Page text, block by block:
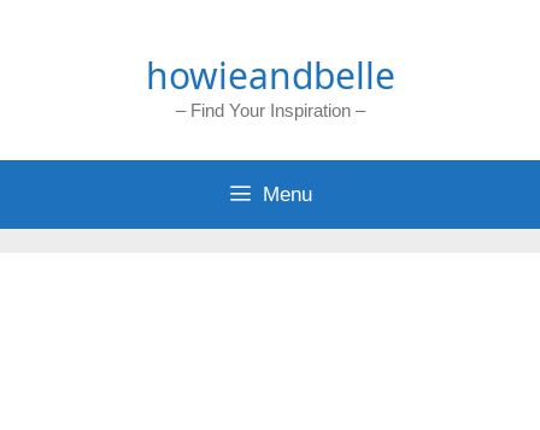
howieandbelle
– Find Your Inspiration –
Menu